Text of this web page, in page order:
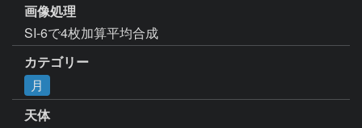
画像処理
SI-6で4枚加算平均合成
カテゴリー
月
天体